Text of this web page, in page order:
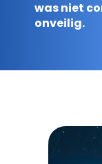
was niet
onveilig.